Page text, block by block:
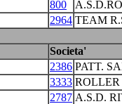
800
2964 TEAM
Societa'
2386 PATT.
3333 ROLLER
2787 A.S.D.